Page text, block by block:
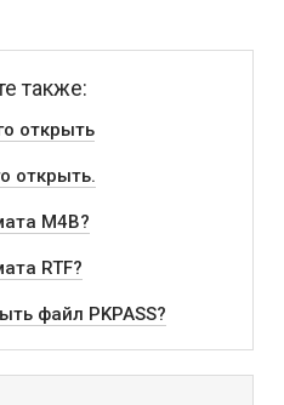
также:
открыть
открыть.
M4B?
RTF?
файл PKPASS?